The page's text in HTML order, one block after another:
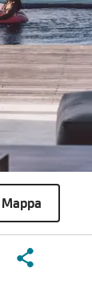
Mappa